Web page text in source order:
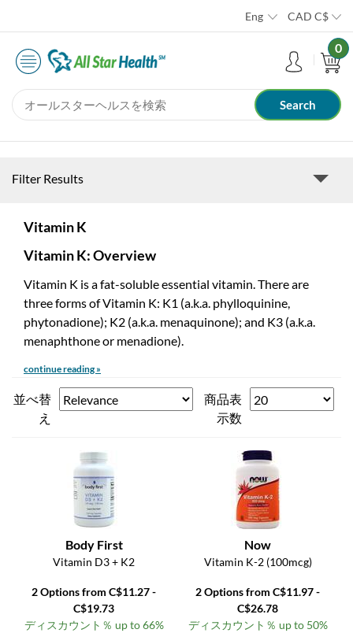
Eng CAD C$
0
Filter Results
Vitamin K
Vitamin K: Overview
Vitamin K is a fat-soluble essential vitamin. There are
three forms of Vitamin K: K1 (a.k.a. phylloquinine,
phytonadione); K2 (a.k.a. menaquinone); and K3 (a.k.a.
menaphthone or menadione).
continue reading »
並べ替
え
商品表
示数
Body First
Vitamin D3 + K2
2 Options from C$11.27 -
C$19.73
ディスカウント％ up to 66%
Now
Vitamin K-2 (100mcg)
2 Options from C$11.97 -
C$26.78
ディスカウント％ up to 50%